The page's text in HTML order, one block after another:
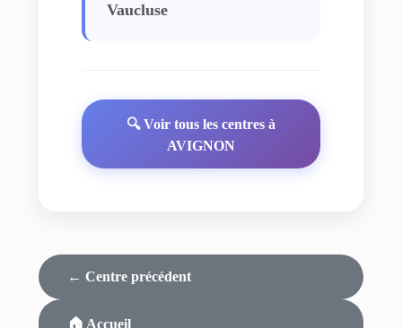
Vaucluse
🔍 Voir tous les centres à
AVIGNON
← Centre précédent
🏠 Accueil